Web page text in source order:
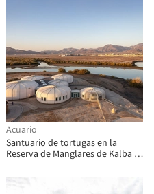
Acuario
Santuario de tortugas en la
Reserva de Manglares de Kalba /